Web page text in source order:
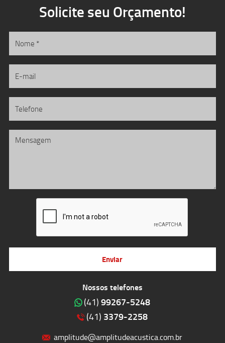
Nossos telefones
(41) 99267-5248
(41) 3379-2258
amplitude@amplitudeacustica.com.br
Solicite seu Orçamento!
Enviar